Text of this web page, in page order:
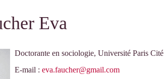
Eva
Doctorante en sociologie, Université Paris Cité
E-mail : eva.faucher@gmail.com